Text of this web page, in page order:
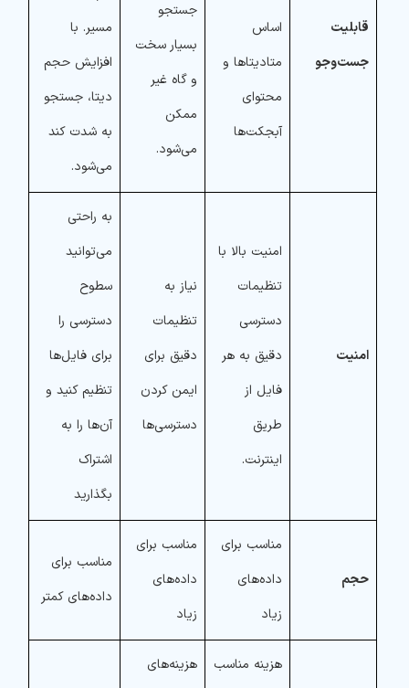
قابلیت
جست‌وجو
اساس
متادیتاها و
محتوای
آبجکت‌ها
جستجو
بسیار سخت
و گاه غیر
ممکن
می‌شود.
مسیر. با
افزایش حجم
دیتا، جستجو
به شدت کند
می‌شود.
امنیت
امنیت بالا با
تنظیمات
دسترسی
دقیق به هر
فایل از
طریق
اینترنت.
نیاز به
تنظیمات
دقیق برای
ایمن کردن
دسترسی‌ها
به راحتی
می‌توانید
سطوح
دسترسی را
برای فایل‌ها
تنظیم کنید و
آن‌ها را به
اشتراک
بگذارید
حجم
مناسب برای
داده‌های
زیاد
مناسب برای
داده‌های
زیاد
مناسب برای
داده‌های کمتر
هزینه مناسب
هزینه‌های